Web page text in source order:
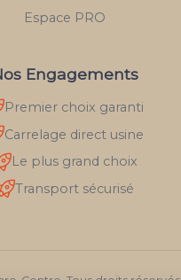
Espace PRO
Engagements
Premier choix garanti
Carrelage direct usine
Le plus grand choix
Transport sécurisé